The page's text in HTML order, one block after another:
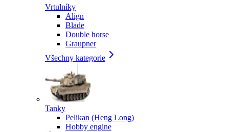
Vrtulníky
Align
Blade
Double horse
Graupner
Všechny kategorie
Tanky
Pelikan (Heng Long)
Hobby engine